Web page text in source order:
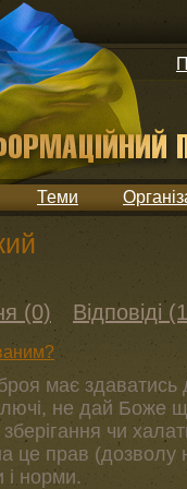
Теми
(0) Відповіді
має здаватись
не дай Боже
чи
це прав (дозволу
і норми.